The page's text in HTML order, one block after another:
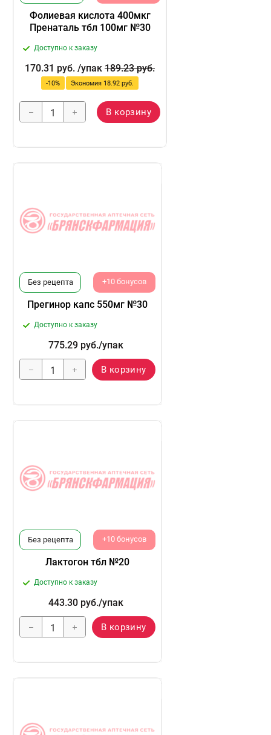
Фолиевая кислота 400мкг
Пренаталь тбл 100мг №30
Доступно к заказу
170.31 руб. /упак 189.23руб.
-10% Экономия 18.92 руб.
В корзину
Без рецепта +10 бонусов
Прегинор капс 550мг №30
Доступно к заказу
775.29 руб./упак
В корзину
Без рецепта +10 бонусов
Лактогон тбл №20
Доступно к заказу
443.30 руб./упак
В корзину